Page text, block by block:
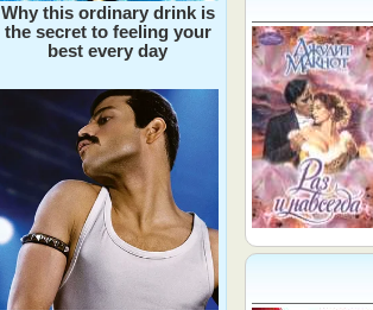
Why this ordinary drink is
the secret to feeling your
best every day